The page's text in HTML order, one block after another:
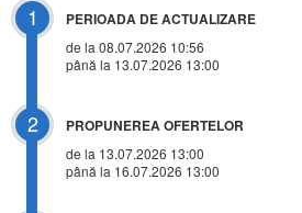
1 PERIOADA DE ACTUALIZARE
de la 08.07.2026 10:56
până la 13.07.2026 13:00
2 PROPUNEREA OFERTELOR
de la 13.07.2026 13:00
până la 16.07.2026 13:00